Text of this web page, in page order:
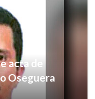
acta de
Oseguera